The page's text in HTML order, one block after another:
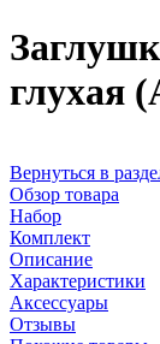
глухая
Вернуться в
Обзор товара
Набор
Комплект
Описание
Характеристики
Аксессуары
Отзывы